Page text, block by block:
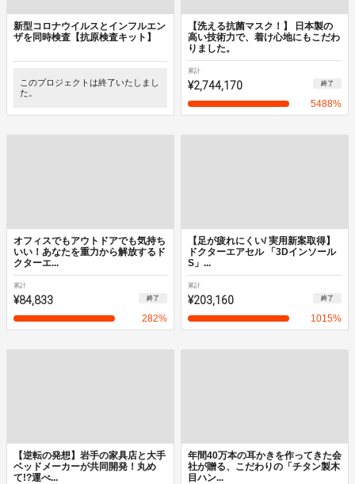
新型コロナウイルスとインフルエン
ザを同時検査【抗原検査キット】
このプロジェクトは終了いたしまし
た。
【洗える抗菌マスク！】 日本製の
高い技術力で、着け心地にもこだわ
りました。
累計
¥2,744,170 終了
5488%
オフィスでもアウトドアでも気持ち
いい！あなたを重力から解放するド
クターエ...
累計
¥84,833 終了
282%
【足が疲れにくい/ 実用新案取得】
ドクターエアセル 「3Dインソール
S」...
累計
¥203,160 終了
1015%
【逆転の発想】岩手の家具店と大手
ベッドメーカーが共同開発！丸め
て!?運べ...
年間40万本の耳かきを作ってきた会
社が贈る、こだわりの「チタン製木
目ハン...